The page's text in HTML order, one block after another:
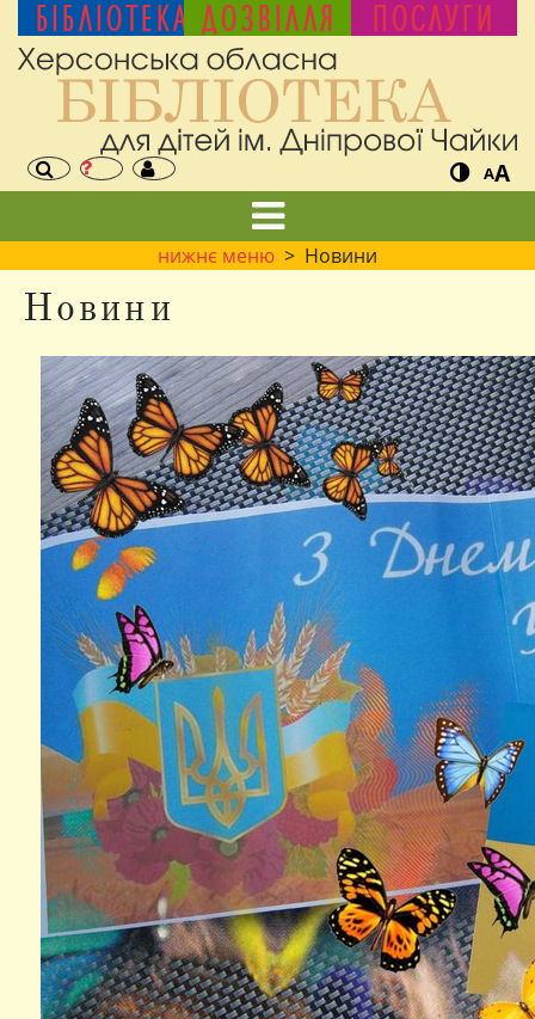
БІБЛІОТЕКА ДОЗВІЛЛЯ ПОСЛУГИ
AA
нижнє меню > Новини
Новини